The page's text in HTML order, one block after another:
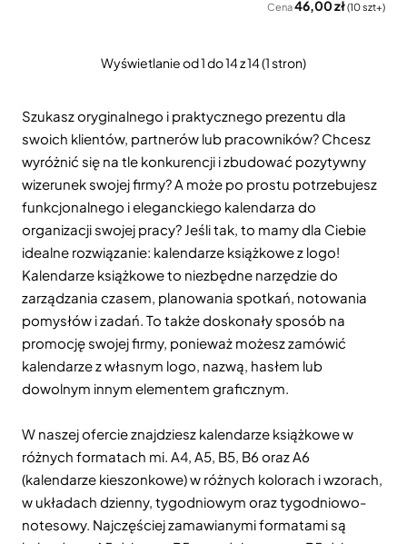
Cena46,00 zł(10 szt+)
Wyświetlanie od 1 do 14 z 14 (1 stron)
Szukasz oryginalnego i praktycznego prezentu dla
swoich klientów, partnerów lub pracowników? Chcesz
wyróżnić się na tle konkurencji i zbudować pozytywny
wizerunek swojej firmy? A może po prostu potrzebujesz
funkcjonalnego i eleganckiego kalendarza do
organizacji swojej pracy? Jeśli tak, to mamy dla Ciebie
idealne rozwiązanie: kalendarze książkowe z logo!
Kalendarze książkowe to niezbędne narzędzie do
zarządzania czasem, planowania spotkań, notowania
pomysłów i zadań. To także doskonały sposób na
promocję swojej firmy, ponieważ możesz zamówić
kalendarze z własnym logo, nazwą, hasłem lub
dowolnym innym elementem graficznym.
W naszej ofercie znajdziesz kalendarze książkowe w
różnych formatach mi. A4, A5, B5, B6 oraz A6
(kalendarze kieszonkowe) w różnych kolorach i wzorach,
w układach dzienny, tygodniowym oraz tygodniowo-
notesowy. Najczęściej zamawianymi formatami są